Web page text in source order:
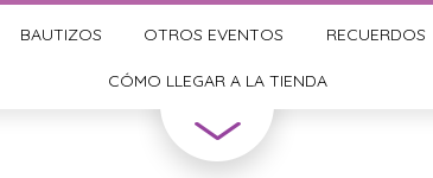
BAUTIZOS OTROS EVENTOS RECUERDOS
CÓMO LLEGAR A LA TIENDA